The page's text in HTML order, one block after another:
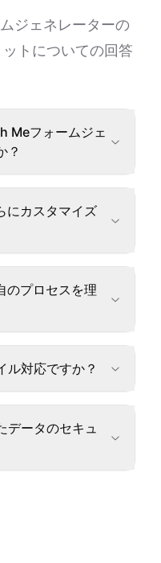
ジェネレーターの
トについての回答
Meフォームジェ
？
にカスタマイズ
のプロセスを理
ル対応ですか？
データのセキュ